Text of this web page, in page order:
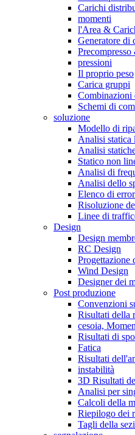
Carichi
momenti
l'Area &
Generatore di
pressioni
Il proprio peso
Carica gruppi
Combinazioni
Schemi di
soluzione
Modello di
Analisi statica
Analisi
Statico non
Analisi di
Analisi dello
Elenco di
Risoluzione
Linee di
Design
Design
RC Design
Progettazione
Wind Design
Designer dei
Post produzione
Convenzioni
Risultati della
cesoia,
Risultati di
Fatica
Risultati
instabilità
3D Risultati
Analisi per
Calcoli della
Riepilogo dei
Tagli della